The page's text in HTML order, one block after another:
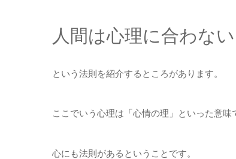
人間は心理に合わな
という法則を紹介するところがあります。
ここでいう心理は「心情の理」といった意味
心にも法則があるということです。